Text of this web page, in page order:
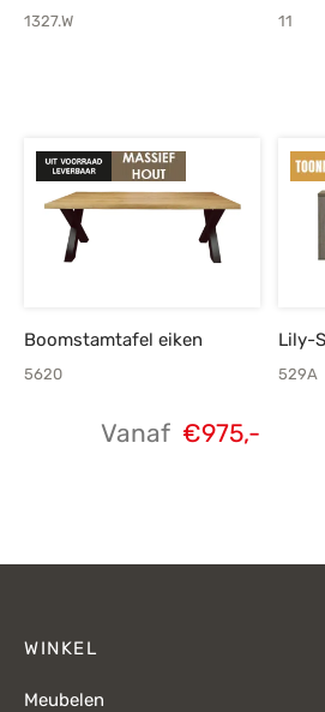
1327.W
11
Boomstamtafel eiken
5620
Vanaf €975,-
Lily-
529A
WINKEL
Meubelen